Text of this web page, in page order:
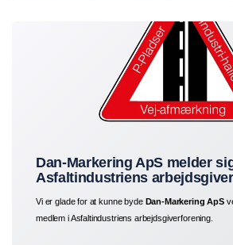
Dan-Markering ApS melder
Asfaltindustriens
Vi er glade for at kunne byde Dan‑Markering ApS
medlem i Asfaltindustriens arbejdsgiverforening.